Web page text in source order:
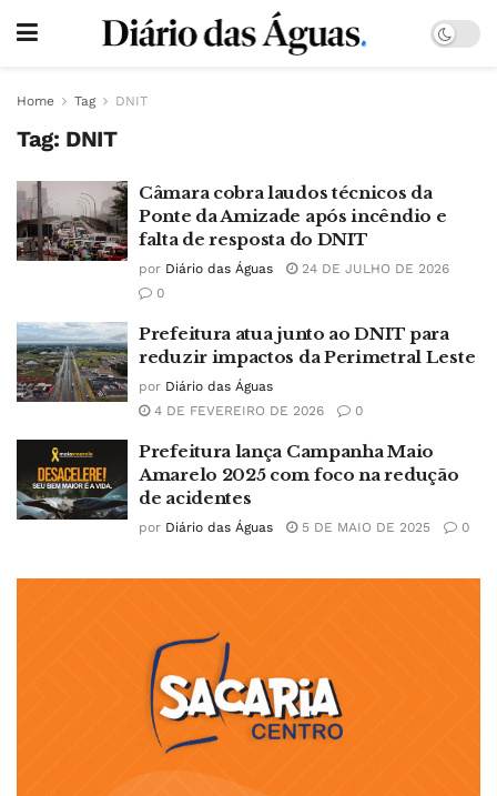
Home Tag DNIT
Tag: DNIT
Câmara cobra laudos técnicos da
Ponte da Amizade após incêndio e
falta de resposta do DNIT
por Diário das Águas
24 DE JULHO DE 2026
0
Prefeitura atua junto ao DNIT para
reduzir impactos da Perimetral Leste
por Diário das Águas
4 DE FEVEREIRO DE 2026
0
Prefeitura lança Campanha Maio
Amarelo 2025 com foco na redução
de acidentes
por Diário das Águas 5 DE MAIO DE 2025 0